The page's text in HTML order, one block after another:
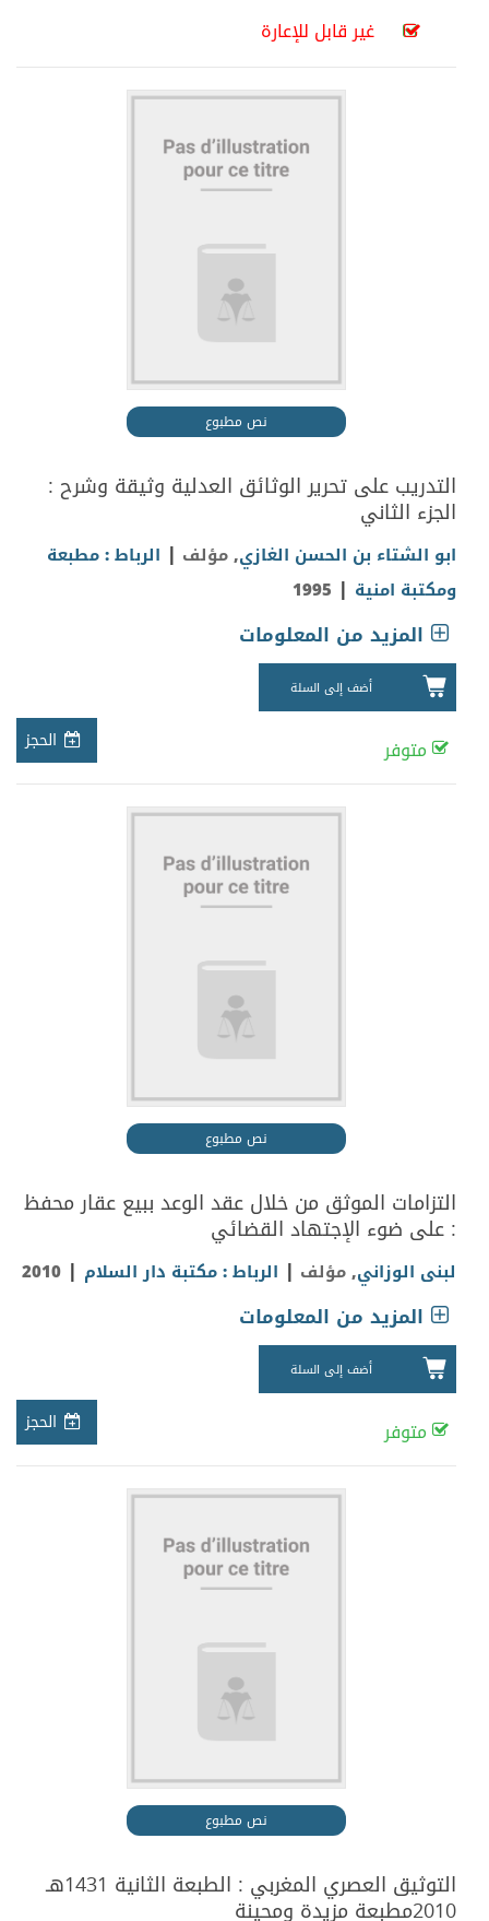
غير قابل للإعارة
نص مطبوع
التدريب على تحرير الوثائق العدلية وثيقة وشرح :
الجزء الثاني
ابو الشتاء بن الحسن الغازي, مؤلف | الرباط : مطبعة
ومكتبة امنية |
1995
المزيد من المعلومات
أضف إلى السلة
الحجز متوفر
نص مطبوع
التزامات الموثق من خلال عقد الوعد ببيع عقار محفظ
: على ضوء الإجتهاد القضائي
لبنى الوزاني, مؤلف | الرباط : مكتبة دار السلام |
2010
المزيد من المعلومات
أضف إلى السلة
الحجز متوفر
نص مطبوع
التوثيق العصري المغربي : الطبعة الثانية 1431هـ
2010مطبعة مزيدة ومحينة